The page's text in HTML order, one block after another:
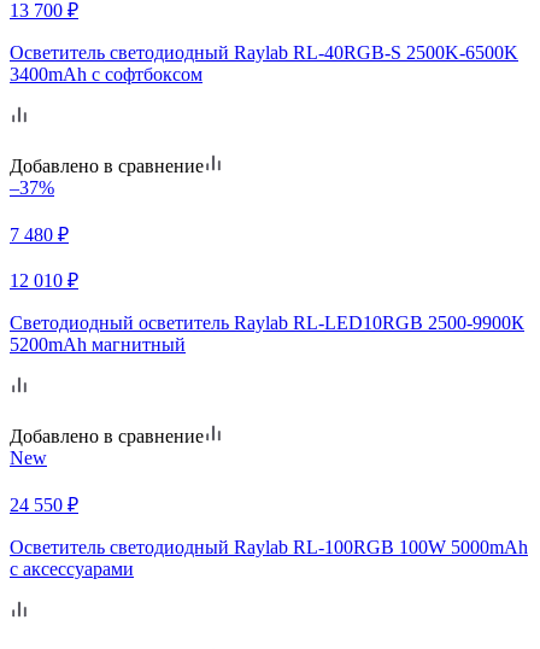
13 700 ₽
Осветитель светодиодный Raylab RL-40RGB-S 2500K-6500K
3400mAh c софтбоксом
Добавлено в сравнение
–37%
7 480 ₽
12 010 ₽
Светодиодный осветитель Raylab RL-LED10RGB 2500-9900К
5200mAh магнитный
Добавлено в сравнение
New
24 550 ₽
Осветитель светодиодный Raylab RL-100RGB 100W 5000mAh
c аксессуарами